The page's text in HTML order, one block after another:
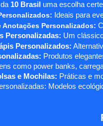
10 Brasil uma escolha
: Ideais para
Anotações Personalizados:
Personalizadas: Um
Personalizados:
Produtos
como power banks,
e Mochilas: Práticas e
Modelos